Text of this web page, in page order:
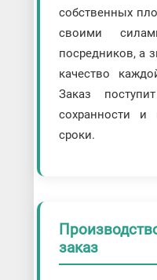
собственных
своими
посредников, а
качество
Заказ
сохранности и
сроки.
заказ